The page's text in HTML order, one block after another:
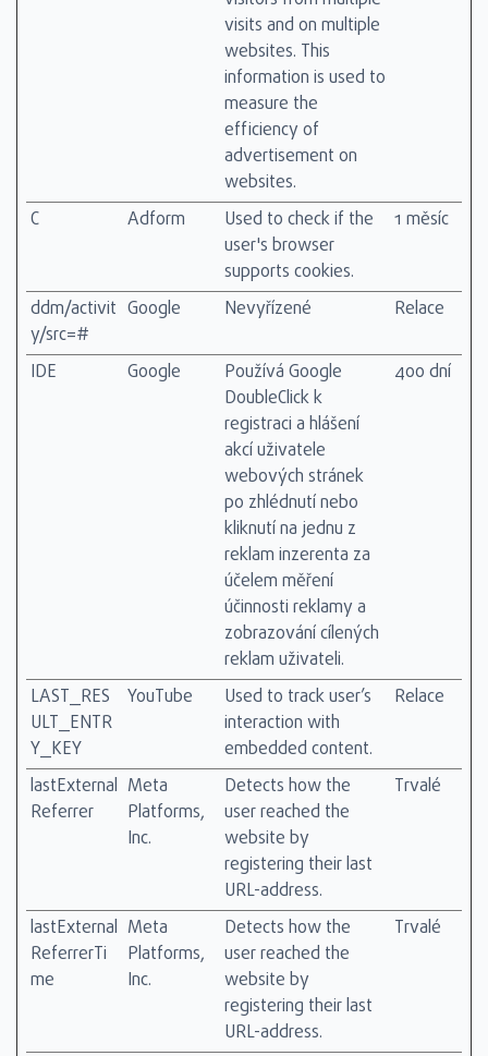
visits and on multiple
websites. This
information is used to
measure the
efficiency of
advertisement on
websites.
C Adform
Used to check if the
user's browser
supports cookies.
1 měsíc
ddm/activit
y/src=#
Google Nevyřízené Relace
IDE Google
Používá Google
DoubleClick k
registraci a hlášení
akcí uživatele
webových stránek
po zhlédnutí nebo
kliknutí na jednu z
reklam inzerenta za
účelem měření
účinnosti reklamy a
zobrazování cílených
reklam uživateli.
400 dní
LAST_RES
ULT_ENTR
Y_KEY
YouTube
Used to track user’s
interaction with
embedded content.
Relace
lastExternal
Referrer
Meta
Platforms,
Inc.
Detects how the
user reached the
website by
registering their last
URL-address.
Trvalé
lastExternal
ReferrerTi
me
Meta
Platforms,
Inc.
Detects how the
user reached the
website by
registering their last
URL-address.
Trvalé